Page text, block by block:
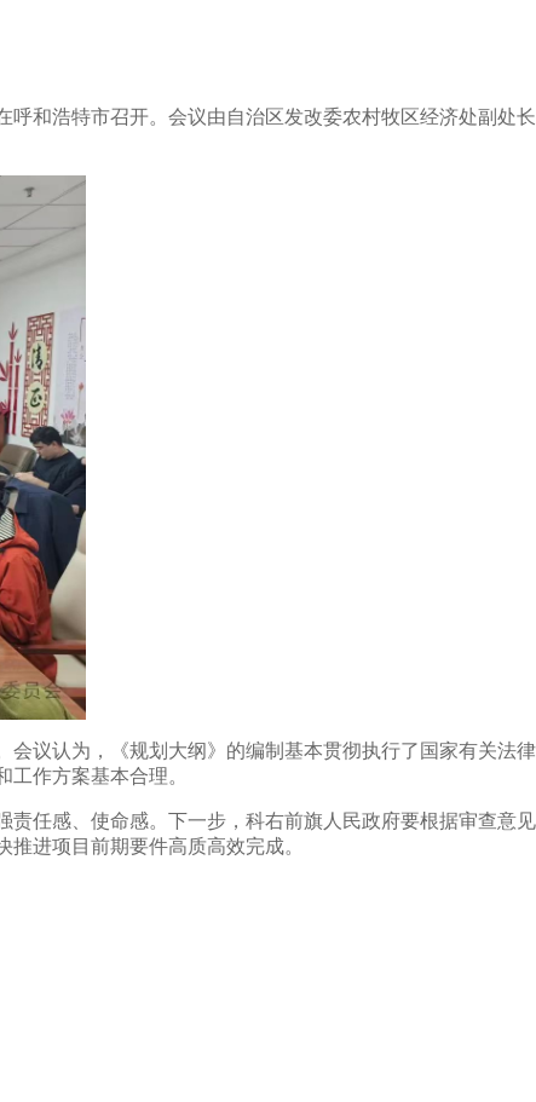
和浩特市召开。会议由自治区发改委农村牧区经济处副处长
议认为，《规划大纲》的编制基本贯彻执行了国家有关法律
作方案基本合理。
任感、使命感。下一步，科右前旗人民政府要根据审查意见
进项目前期要件高质高效完成。